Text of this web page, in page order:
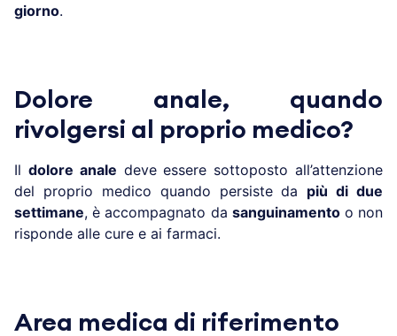
giorno.
Dolore anale, quando
rivolgersi al proprio medico?
Il dolore anale deve essere sottoposto all’attenzione
del proprio medico quando persiste da più di due
settimane, è accompagnato da sanguinamentoo non
risponde alle cure e ai farmaci.
Area medica di riferimento